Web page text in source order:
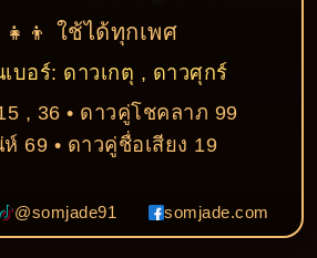
ใช้ได้ทุกเพศ
บอร์: ดาวเกตุ , ดาวศุกร์
, 36 • ดาวคู่โชคลาภ 99
69 • ดาวคู่ชื่อเสียง 19
@somjade91 somjade.com